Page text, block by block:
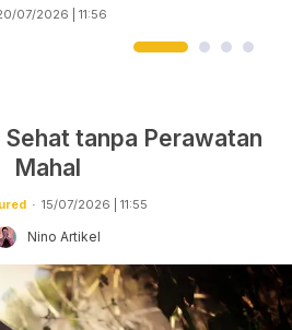
07/2026 | 11:56
tanpa Perawatan
Mahal
15/07/2026 | 11:55
Nino Artikel